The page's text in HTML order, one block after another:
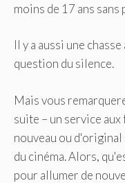
moins de 17 ans sans
Il y a aussi une
question du silence.
Mais vous
suite – un service
nouveau ou
du cinéma. Alors,
pour allumer de